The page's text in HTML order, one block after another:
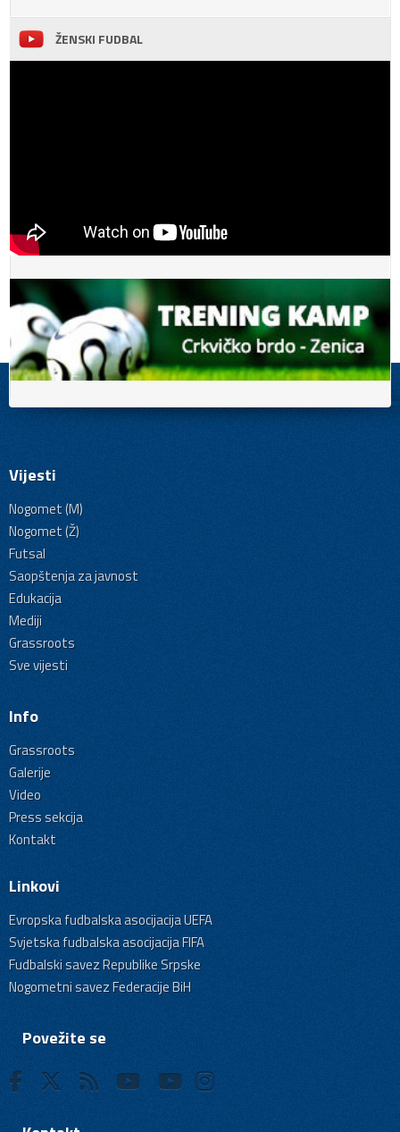
ŽENSKI FUDBAL
Vijesti
Nogomet (M)
Nogomet (Ž)
Futsal
Saopštenja za javnost
Edukacija
Mediji
Grassroots
Sve vijesti
Info
Grassroots
Galerije
Video
Press sekcija
Kontakt
Linkovi
Evropska fudbalska asocijacija UEFA
Svjetska fudbalska asocijacija FIFA
Fudbalski savez Republike Srpske
Nogometni savez Federacije BiH
Povežite se